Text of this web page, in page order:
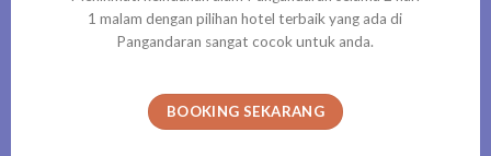
1 malam dengan pilihan hotel terbaik yang ada di
Pangandaran sangat cocok untuk anda.
BOOKING SEKARANG